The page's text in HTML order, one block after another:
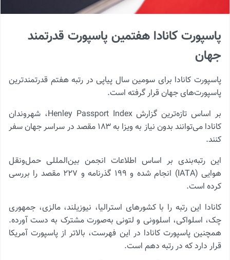
پاسپورت کانادا هفتمین پاسپورت قدرتمند
جهان
پاسپورت کانادا برای سومین سال پیاپی در رتبه هفتم قدرتمندترین
پاسپورت‌های جهان قرار گرفته است.
بر اساس تازه‌ترین گزارش Henley Passport Index، شهروندان
کانادا می‌توانند بدون نیاز به ویزا به ۱۸۳ مقصد در سراسر جهان سفر
کنند.
این رتبه‌بندی بر اساس اطلاعات انجمن بین‌المللی حمل‌ونقل
هوایی (IATA) انجام شده و ۱۹۹ گذرنامه و ۲۲۷ مقصد را بررسی
کرده است.
کانادا این رتبه را با کشورهای استرالیا، نیوزیلند، مالزی، جمهوری
چک، اسلواکی، اسلوونی و لتونی به‌صورت مشترک به دست آورده.
همچنین پاسپورت کانادا در این فهرست، بالاتر از پاسپورت آمریکا
قرار دارد که در رتبه دهم است.